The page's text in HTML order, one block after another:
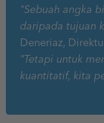
"Sebuah angka
daripada tujuan
Deneriaz,
"Tetapi untuk
kuantitatif, kita